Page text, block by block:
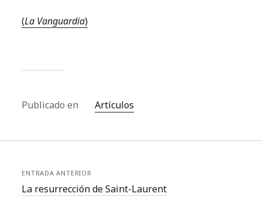
(La Vanguardia)
Publicado en Artículos
ENTRADA ANTERIOR
La resurrección de Saint-Laurent